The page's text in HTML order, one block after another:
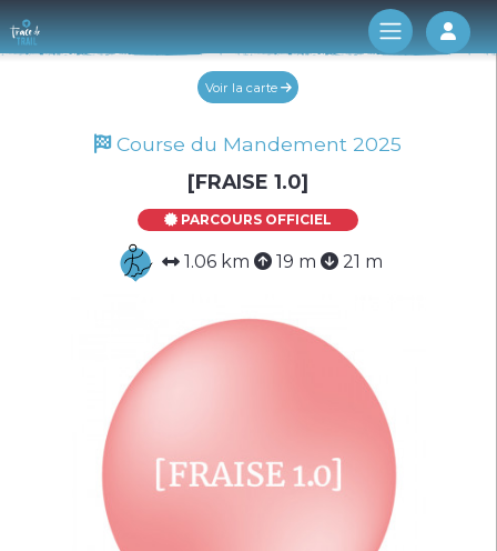
Log
Voir la carte
Course du Mandement 2025
[FRAISE 1.0]
PARCOURS OFFICIEL
1.06 km 19 m 21 m